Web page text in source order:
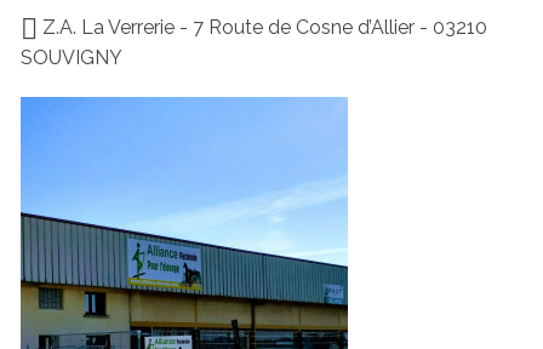
Z.A. La Verrerie - 7 Route de Cosne d’Allier - 03210
SOUVIGNY